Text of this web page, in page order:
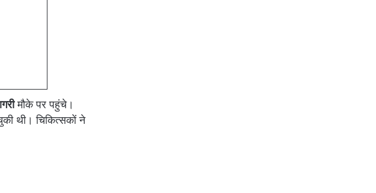
मौके पर पहुंचे।
थी। चिकित्सकों ने